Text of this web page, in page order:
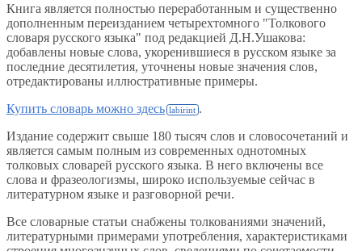
Книга является полностью переработанным и существенно
дополненным переизданием четырехтомного "Толкового
словаря русского языка" под редакцией Д.Н.Ушакова:
добавлены новые слова, укоренившиеся в русском языке за
последние десятилетия, уточнены новые значения слов,
отредактированы иллюстративные примеры.
Купить словарь можно здесь
.
Издание содержит свыше 180 тысяч слов и словосочетаний и
является самым полным из современных однотомных
толковых словарей русского языка. В него включены все
слова и фразеологизмы, широко используемые сейчас в
литературном языке и разговорной речи.
Все словарные статьи снабжены толкованиями значений,
литературными примерами употребления, характеристиками